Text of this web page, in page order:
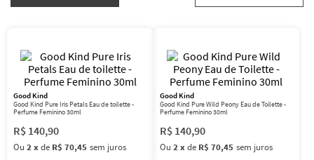
Good Kind
Good Kind Pure Iris Petals Eau de toilette -
Perfume Feminino 30ml
R$ 140,90
Ou 2xde R$ 70,45 sem juros
Good Kind
Good Kind Pure Wild Peony Eau de Toilette -
Perfume Feminino 30ml
R$ 140,90
Ou 2 xde R$ 70,45 sem juros